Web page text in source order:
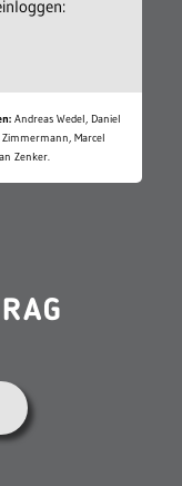
Andreas Wedel, Daniel
Zimmermann, Marcel
Zenker.